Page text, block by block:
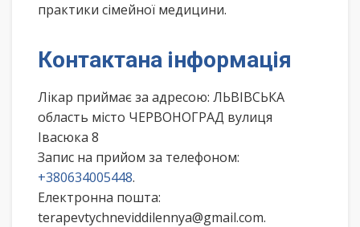
практики сімейної медицини.
Контактана інформація
Лікар приймає за адресою: ЛЬВІВСЬКА
область місто ЧЕРВОНОГРАД вулиця
Івасюка 8
Запис на прийом за телефоном:
+380634005448.
Електронна пошта:
terapevtychneviddilennya@gmail.com.